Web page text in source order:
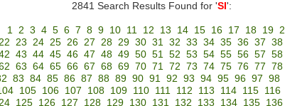
2841 Search Results Found for 'SI ':
1 2 3 4 5 6 7 8 9 10 11 12 13 14 15 16 17 18 19
23 24 25 26 27 28 29 30 31 32 33 34 35 36 37 38
43 44 45 46 47 48 49 50 51 52 53 54 55 56 57 58
63 64 65 66 67 68 69 70 71 72 73 74 75 76 77 78
83 84 85 86 87 88 89 90 91 92 93 94 95 96 97 98
105 106 107 108 109 110 111 112 113 114 115 116
125 126 127 128 129 130 131 132 133 134 135 136